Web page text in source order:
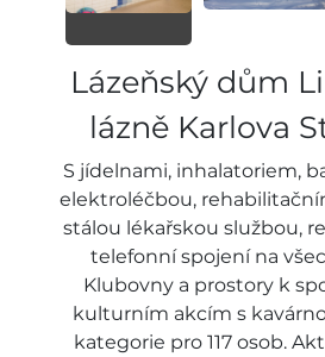
Lázeňský dům
lázně Karlova
S jídelnami, inhalatoriem,
elektroléčbou,
stálou lékařskou službou,
telefonní spojení na
Klubovny a prostory k
kulturním akcím s
kategorie pro 117 osob.